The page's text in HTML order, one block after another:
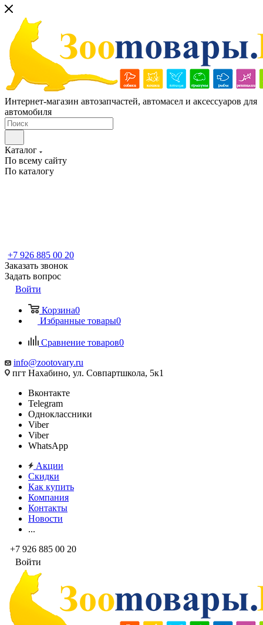
Интернет-магазин автозапчастей, автомасел и аксессуаров для
автомобиля
Каталог
По всему сайту
По каталогу
+7 926 885 00 20
Заказать звонок
Задать вопрос
Войти
Корзина0
Избранные товары0
Сравнение товаров0
info@zootovary.ru
пгт Нахабино, ул. Совпартшкола, 5к1
Вконтакте
Telegram
Одноклассники
Viber
Viber
WhatsApp
Акции
Скидки
Как купить
Компания
Контакты
Новости
...
+7 926 885 00 20
Войти